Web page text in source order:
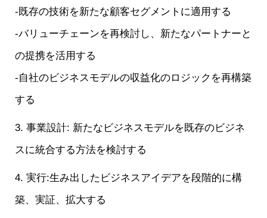
-既存の技術を新たな顧客セグメントに適用する
-バリューチェーンを再検討し、新たなパートナーと
の提携を活用する
-自社のビジネスモデルの収益化のロジックを再構築
する
3. 事業設計: 新たなビジネスモデルを既存のビジネ
スに統合する方法を検討する
4. 実行:生み出したビジネスアイデアを段階的に構
築、実証、拡大する